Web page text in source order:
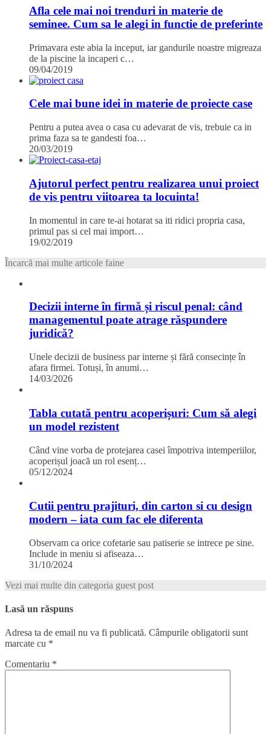
Afla cele mai noi trenduri in materie de
seminee. Cum sa le alegi in functie de preferinte
Primavara este abia la inceput, iar gandurile noastre migreaza
de la piscine la incaperi c…
09/04/2019
Cele mai bune idei in materie de proiecte case
Pentru a putea avea o casa cu adevarat de vis, trebuie ca in
prima faza sa te gandesti foa…
20/03/2019
Ajutorul perfect pentru realizarea unui proiect
de vis pentru viitoarea ta locuinta!
In momentul in care te-ai hotarat sa iti ridici propria casa,
primul pas si cel mai import…
19/02/2019
Încarcă mai multe articole faine
Decizii interne în firmă și riscul penal: când
managementul poate atrage răspundere
juridică?
Unele decizii de business par interne și fără consecințe în
afara firmei. Totuși, în anumi…
14/03/2026
Tabla cutată pentru acoperișuri: Cum să alegi
un model rezistent
Când vine vorba de protejarea casei împotriva intemperiilor,
acoperișul joacă un rol esenț…
05/12/2024
Cutii pentru prajituri, din carton si cu design
modern – iata cum fac ele diferenta
Observam ca orice cofetarie sau patiserie se intrece pe sine.
Include in meniu si afiseaza…
31/10/2024
Vezi mai multe din categoria guest post
Lasă un răspuns
Adresa ta de email nu va fi publicată. Câmpurile obligatorii sunt
marcate cu *
Comentariu *